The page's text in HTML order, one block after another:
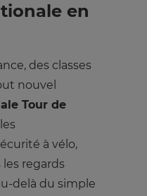
en
des classes
nouvel
Tour de
à vélo,
les regards
delà du simple